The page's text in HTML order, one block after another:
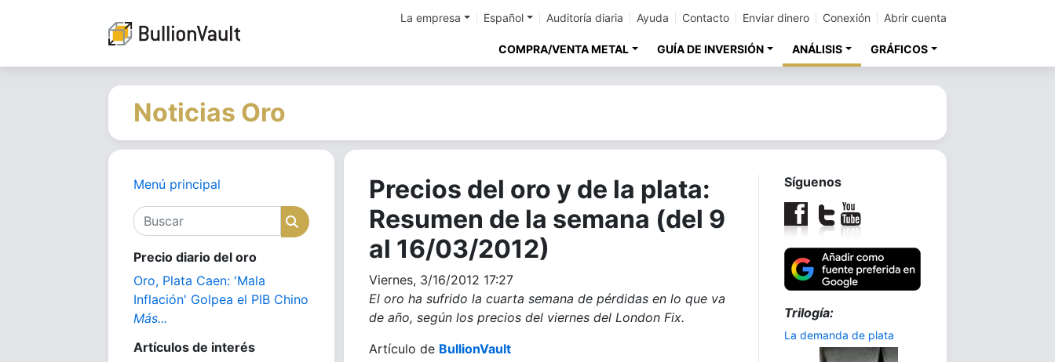
La empresa Español Auditoría diaria Ayuda Contacto Enviar dinero Conexión Abrir cuenta
COMPRA/VENTA METAL GUÍA DE INVERSIÓN ANÁLISIS GRÁFICOS
Noticias Oro
Menú principal
Buscar
Buscar
Precio diario del oro
Oro, Plata Caen: 'Mala
Inflación' Golpea el PIB Chino
Más...
Artículos de interés
Precios del oro y de la plata:
Resumen de la semana (del 9
al 16/03/2012)
Viernes, 3/16/2012 17:27
El oro ha sufrido la cuarta semana de pérdidas en lo que va
de año, según los precios del viernes del London Fix.
Artículo de BullionVault
Síguenos
Trilogía:
La demanda de plata